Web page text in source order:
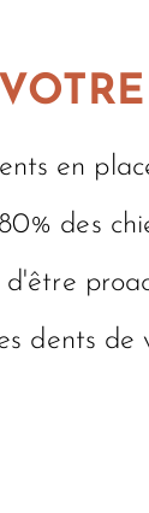
en
des
d'être
dents